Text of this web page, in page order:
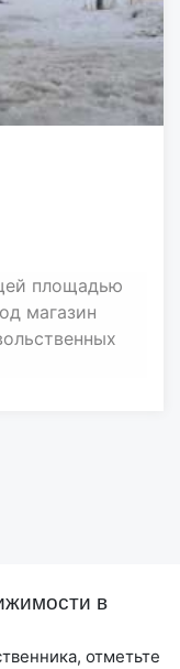
площадью
магазин
в
отметьте